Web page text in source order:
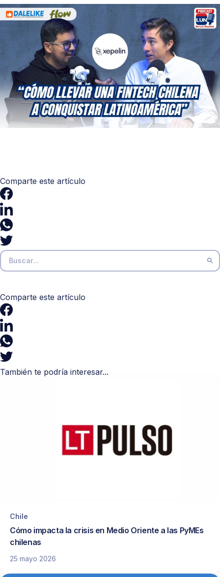
Comparte este artículo
Comparte este artículo
También te podría interesar...
Chile
Cómo impacta la crisis en Medio Oriente a las PyMEs
chilenas
25 mayo 2026